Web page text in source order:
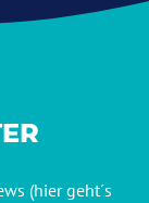
(hier geht´s